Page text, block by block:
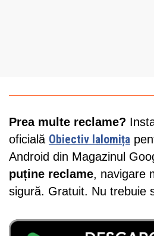
Prea multe reclame?
oficială Obiectiv Ialomița
Android din Magazinul
puține reclame, navigare
sigură. Gratuit. Nu trebuie